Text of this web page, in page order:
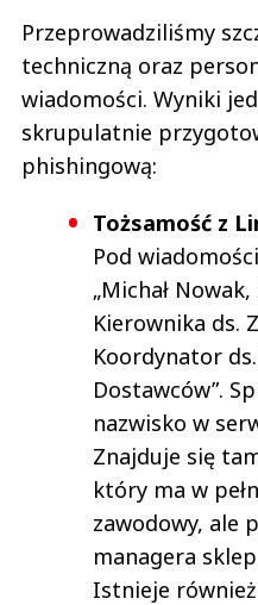
Przeprowadziliśmy
techniczną oraz
wiadomości. Wyniki
skrupulatnie
phishingową:
Tożsamość z
Pod
„Michał
Kierownika ds.
Koordynator
Dostawców”.
nazwisko w
Znajduje się
który ma w
zawodowy, ale
managera
Istnieje